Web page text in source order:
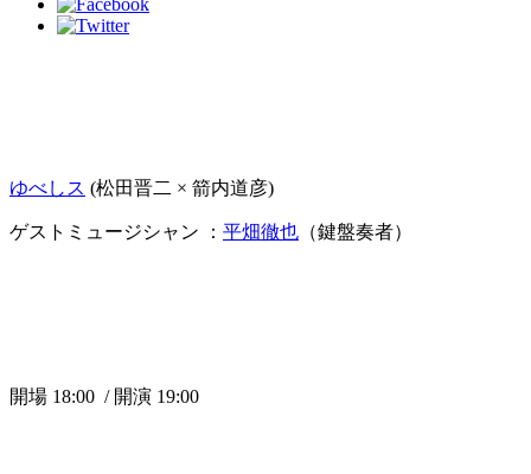
ゆべしス (松田晋二 × 箭内道彦)
ゲストミュージシャン ： 平畑徹也 （鍵盤奏者）
開場 18:00 / 開演 19:00